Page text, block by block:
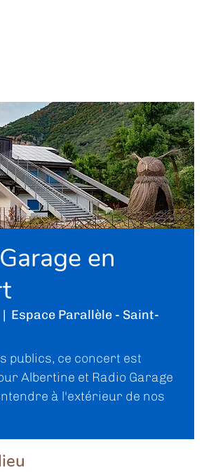
en
|
Espace Parallèle - Saint-
publics, ce concert est
Albertine et Radio Garage
à l'extérieur de nos